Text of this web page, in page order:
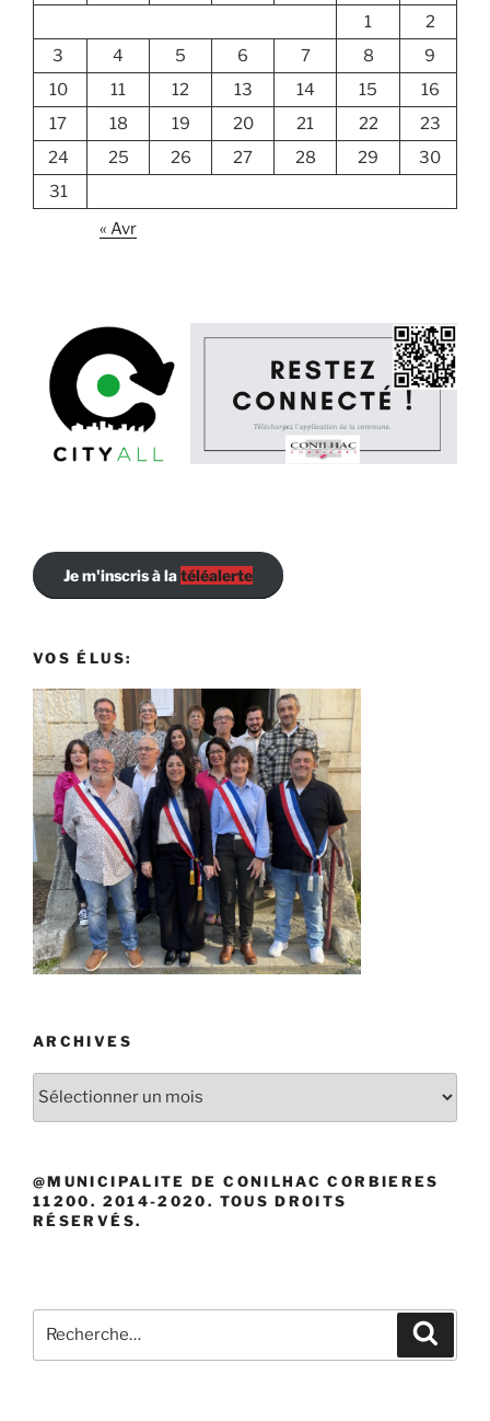
1
2
3
4 5 6 7 8
9
10
11 12 13 14 15
16
17
18 19 20 21 22
23
24
25 26 27 28 29
30
31
« Avr
Je m'inscris à latéléalerte
VOS ÉLUS:
ARCHIVES
Archives
@MUNICIPALITE DE CONILHAC CORBIERES
11200. 2014-2020. TOUS DROITS
RÉSERVÉS.
pour